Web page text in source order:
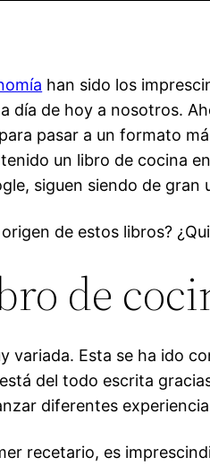
han sido los
día de hoy a nosotros.
pasar a un formato
un libro de cocina
siguen siendo de gran
de estos libros?
de
variada. Esta se ha ido
del todo escrita
diferentes
recetario, es